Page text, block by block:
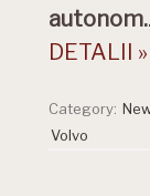
autonom.
DETALII »
Category:
Volvo